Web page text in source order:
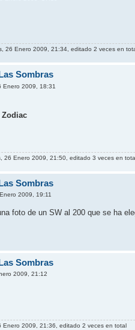
26 Enero 2009, 21:34, editado 2 veces en
Sombras
Enero 2009, 18:31
Zodiac
26 Enero 2009, 21:50, editado 3 veces en
Sombras
2009, 19:11
foto de un SW al 200 que se ha
Sombras
2009, 21:12
Enero 2009, 21:36, editado 2 veces en total